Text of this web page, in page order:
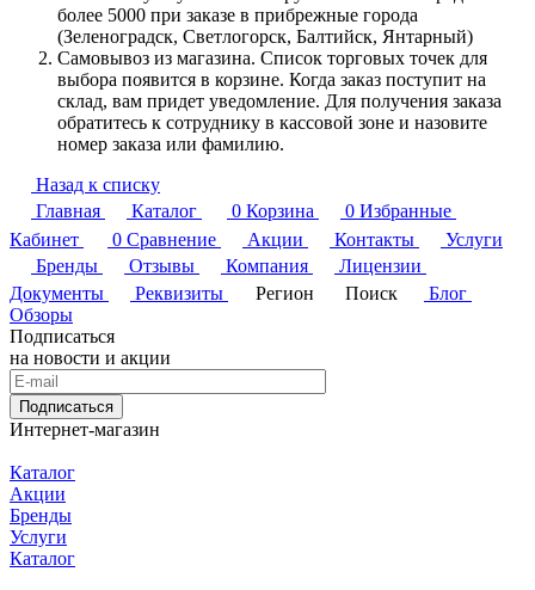
более 5000 при заказе в прибрежные города
(Зеленоградск, Светлогорск, Балтийск, Янтарный)
Самовывоз из магазина. Список торговых точек для
выбора появится в корзине. Когда заказ поступит на
склад, вам придет уведомление. Для получения заказа
обратитесь к сотруднику в кассовой зоне и назовите
номер заказа или фамилию.
Назад к списку
Главная
Каталог 0 Корзина 0 Избранные
Кабинет
0 Сравнение Акции Контакты
Услуги
Бренды
Отзывы Компания
Лицензии
Документы
Реквизиты Регион Поиск
Блог
Обзоры
Подписаться
на новости и акции
Подписаться
Интернет-магазин
Каталог
Акции
Бренды
Услуги
Каталог